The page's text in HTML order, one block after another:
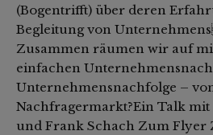
(Bogentrifft) über deren
Begleitung von
Zusammen räumen wir auf
einfachen
Unternehmensnachfolge –
Nachfragermarkt?Ein Talk
und Frank Schach Zum Flyer